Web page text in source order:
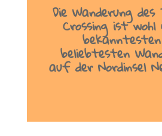
Die Wanderung
Crossing ist wohl
beliebtesten
auf der Nordinsel